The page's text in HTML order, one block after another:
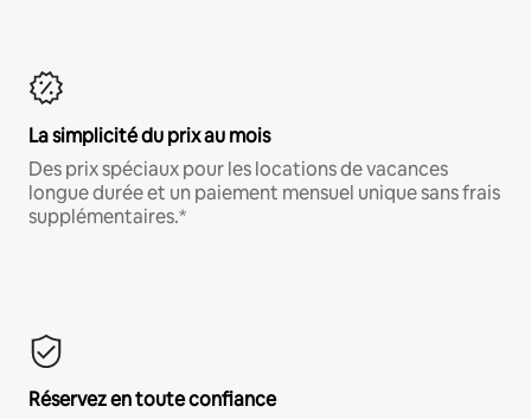
La simplicité du prix au mois
Des prix spéciaux pour les locations de vacances
longue durée et un paiement mensuel unique sans frais
supplémentaires.*
Réservez en toute confiance